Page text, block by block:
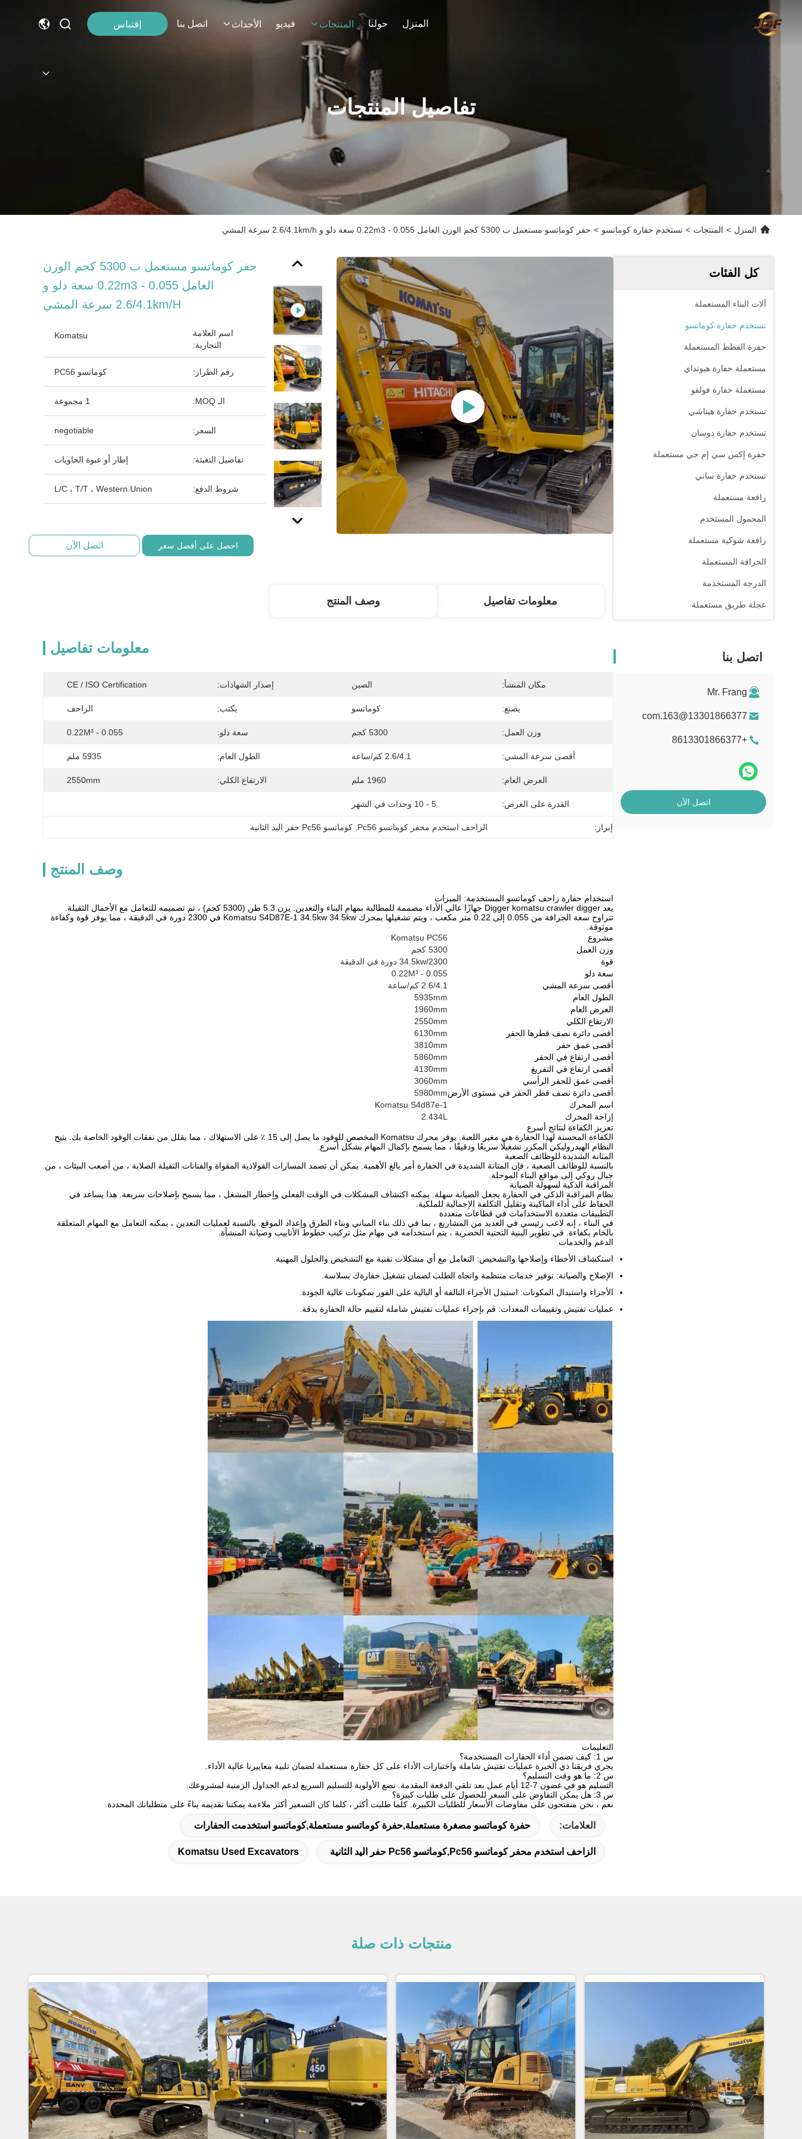
المنزل حولنا المنتجات فيديو الأحداث اتصل بنا إقتباس
تفاصيل المنتجات
المنزل > المنتجات > تستخدم حفارة كوماتسو > حفر كوماتسو مستعمل ب 5300 كجم الوزن العامل 0.055 - 0.22m3 سعة دلو و 2.6/4.1km/h سرعة المشي
كل الفئات
آلات البناء المستعملة
تستخدم حفارة كوماتسو
حفرة القطط المستعملة
مستعملة حفارة هيونداي
مستعملة حفارة فولفو
تستخدم حفارة هيتاشي
تستخدم حفارة دوسان
حفرة إكس سي إم جي مستعملة
تستخدم حفارة ساني
رافعة مستعملة
المحمول المستخدم
رافعة شوكية مستعملة
الجرافة المستعملة
الدرجة المستخدمة
عجلة طريق مستعملة
اتصل بنا
Mr. Frang
13301866377@163.com
+8613301866377
اتصل الآن
حفر كوماتسو مستعمل ب 5300 كجم الوزن
العامل 0.055 - 0.22m3 سعة دلو و
2.6/4.1km/h سرعة المشي
اسم العلامة
التجارية:
Komatsu
رقم الطراز: كوماتسو PC56
الـ MOQ: 1 مجموعة
السعر: negotiable
تفاصيل التعبئة: إطار أو عبوة الحاويات
شروط الدفع: L/C ، T/T ، Western Union
احصل على أفضل سعر اتصل الآن
معلومات تفاصيل وصف المنتج
معلومات تفاصيل
مكان المنشأ: الصين إصدار الشهادات: CE / ISO Certification
يصنع: كوماتسو يكتب: الزاحف
وزن العمل: 5300 كجم سعة دلو: 0.055 - 0.22M³
أقصى سرعة المشي: 2.6/4.1 كم/ساعة الطول العام: 5935 ملم
العرض العام: 1960 ملم الارتفاع الكلي: 2550mm
القدرة على العرض: 5 - 10 وحدات في الشهر
إبراز: الزاحف استخدم محفر كوماتسو Pc56 , كوماتسو Pc56 حفر اليد الثانية
وصف المنتج
استخدام حفارة زاحف كوماتسو المستخدمة: الميزات
يعد Digger komatsu crawler digger جهازًا عالي الأداء مصممة للمطالبة بمهام البناء والتعدين. يزن 5.3 طن (5300 كجم) ، تم تصميمه للتعامل مع الأحمال الثقيلة.
تتراوح سعة الجرافة من 0.055 إلى 0.22 متر مكعب ، ويتم تشغيلها بمحرك Komatsu S4D87E-1 34.5kw 34.5kw في 2300 دورة في الدقيقة ، مما يوفر قوة وكفاءة
موثوقة.
مشروع
Komatsu PC56
وزن العمل
5300 كجم
قوة
34.5kw/2300 دورة في الدقيقة
سعة دلو
0.055 - 0.22M³
أقصى سرعة المشي
2.6/4.1 كم/ساعة
الطول العام
5935mm
العرض العام
1960mm
الارتفاع الكلي
2550mm
أقصى دائرة نصف قطرها الحفر
6130mm
أقصى عمق حفر
3810mm
أقصى ارتفاع في الحفر
5860mm
أقصى ارتفاع في التفريغ
4130mm
أقصى عمق للحفر الرأسي
3060mm
أقصى دائرة نصف قطر الحفر في مستوى الأرض5980mm
اسم المحرك
Komatsu S4d87e-1
إزاحة المحرك
2.434L
تعزيز الكفاءة لنتائج أسرع
الكفاءة المحسنة لهذا الحفارة هي مغير اللعبة. يوفر محرك Komatsu المخصص للوقود ما يصل إلى 15 ٪ على الاستهلاك ، مما يقلل من نفقات الوقود الخاصة بك. يتيح
النظام الهيدروليكي المكرر تشغيلًا سريعًا ودقيقًا ، مما يسمح بإكمال المهام بشكل أسرع.
المتانة الشديدة للوظائف الصعبة
بالنسبة للوظائف الصعبة ، فإن المتانة الشديدة في الحفارة أمر بالغ الأهمية. يمكن أن تصمد المسارات الفولاذية المقواة والفنانات الثقيلة الصلابة ، من أصعب البيئات ، من
جبال روكي إلى مواقع البناء الموحلة.
المراقبة الذكية لسهولة الصيانة
نظام المراقبة الذكي في الحفارة يجعل الصيانة سهلة. يمكنه اكتشاف المشكلات في الوقت الفعلي وإخطار المشغل ، مما يسمح بإصلاحات سريعة. هذا يساعد في
الحفاظ على أداء الماكينة وتقليل التكلفة الإجمالية للملكية.
التطبيقات متعددة الاستخدامات في قطاعات متعددة
في البناء ، إنه لاعب رئيسي في العديد من المشاريع ، بما في ذلك بناء المباني وبناء الطرق وإعداد الموقع. بالنسبة لعمليات التعدين ، يمكنه التعامل مع المهام المتعلقة
بالخام بكفاءة. في تطوير البنية التحتية الحضرية ، يتم استخدامه في مهام مثل تركيب خطوط الأنابيب وصيانة المنشأة.
الدعم والخدمات
استكشاف الأخطاء وإصلاحها والتشخيص: التعامل مع أي مشكلات تقنية مع التشخيص والحلول المهنية.
الإصلاح والصيانة: توفير خدمات منتظمة واتجاه الطلب لضمان تشغيل حفارةك بسلاسة.
الأجزاء واستبدال المكونات: استبدل الأجزاء التالفة أو البالية على الفور بمكونات عالية الجودة.
عمليات تفتيش وتقييمات المعدات: قم بإجراء عمليات تفتيش شاملة لتقييم حالة الحفارة بدقة.
التعليمات
س 1: كيف تضمن أداء الحفارات المستخدمة؟
يجري فريقنا ذي الخبرة عمليات تفتيش شاملة واختبارات الأداء على كل حفارة مستعملة لضمان تلبية معاييرنا عالية الأداء.
س 2: ما هو وقت التسليم؟
التسليم هو في غضون 7-12 أيام عمل بعد تلقي الدفعة المقدمة. نضع الأولوية للتسليم السريع لدعم الجداول الزمنية لمشروعك.
س 3: هل يمكن التفاوض على السعر للحصول على طلبات كبيرة؟
نعم ، نحن منفتحون على مفاوضات الأسعار للطلبات الكبيرة. كلما طلبت أكثر ، كلما كان التسعير أكثر ملاءمة يمكننا تقديمه بناءً على متطلباتك المحددة.
العلامات: حفرة كوماتسو مصغرة مستعملة,حفرة كوماتسو مستعملة,كوماتسو استخدمت الحفارات
الزاحف استخدم محفر كوماتسو Pc56,كوماتسو Pc56 حفر اليد الثانية Komatsu Used Excavators
منتجات ذات صلة